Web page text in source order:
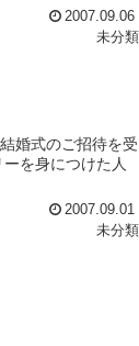
2007.09.06
未分類
婚式のご招待を受
を身につけた人
2007.09.01
未分類